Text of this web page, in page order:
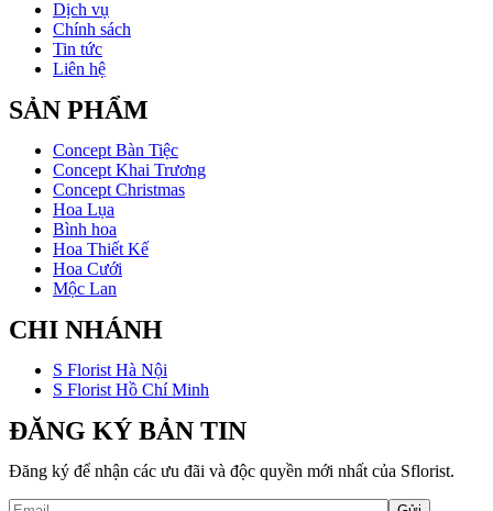
Dịch vụ
Chính sách
Tin tức
Liên hệ
SẢN PHẨM
Concept Bàn Tiệc
Concept Khai Trương
Concept Christmas
Hoa Lụa
Bình hoa
Hoa Thiết Kế
Hoa Cưới
Mộc Lan
CHI NHÁNH
S Florist Hà Nội
S Florist Hồ Chí Minh
ĐĂNG KÝ BẢN TIN
Đăng ký để nhận các ưu đãi và độc quyền mới nhất của Sflorist.